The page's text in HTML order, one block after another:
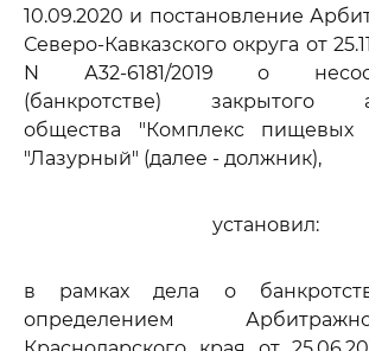
10.09.2020 и постановление
Северо-Кавказского округа от
N А32-6181/2019 о
(банкротстве) закрытого
общества "Комплекс пищевых
"Лазурный" (далее - должник),
установил:
в рамках дела о
определением